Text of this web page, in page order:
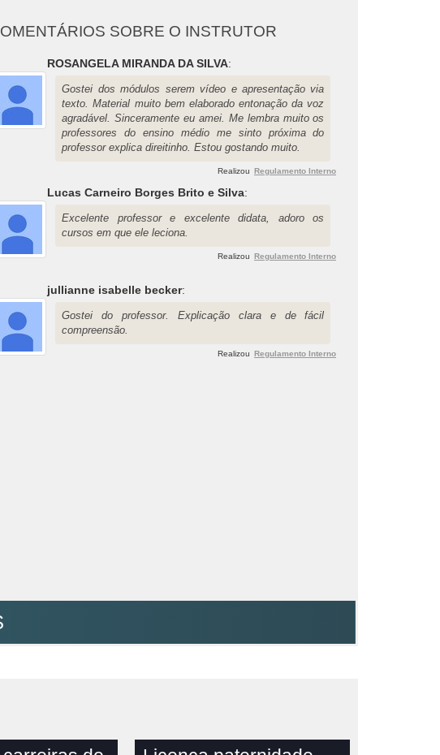
SOBRE O INSTRUTOR
ROSANGELA MIRANDA DA SILVA:
Gostei dos módulos serem vídeo e apresentação via
texto. Material muito bem elaborado entonação da voz
agradável. Sinceramente eu amei. Me lembra muito os
professores do ensino médio me sinto próxima do
professor explica direitinho. Estou gostando muito.
Realizou Regulamento Interno
Lucas Carneiro Borges Brito e Silva:
Excelente professor e excelente didata, adoro os
cursos em que ele leciona.
Realizou Regulamento Interno
jullianne isabelle becker:
Gostei do professor. Explicação clara e de fácil
compreensão.
Realizou Regulamento Interno